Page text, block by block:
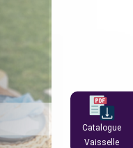
Catalogue
Vaisselle